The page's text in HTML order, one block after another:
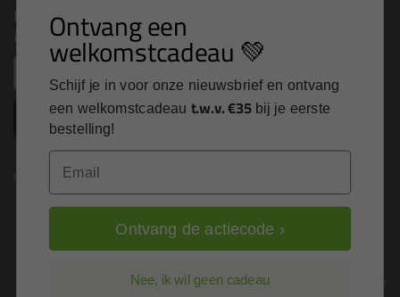
Nieuws, tips en exclusieve deals rechtstreeks in je
inbox
Inschrijven
Kitcentrum is trots op:
Alle prijzen zijn in EURO en excl. 21% BTW
Ontvang een
welkomstcadeau 💚
Schijf je in voor onze nieuwsbrief en ontvang
een welkomstcadeau t.w.v. €35 bij je eerste
bestelling!
Email
Ontvang de actiecode ›
Nee, ik wil geen cadeau